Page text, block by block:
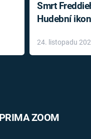
Smrt
Hudební
léky
24. listopadu
ZOOM